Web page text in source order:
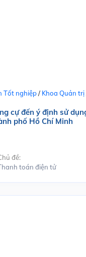
Tốt nghiệp/ Khoa Quản trị
cự đến ý định sử
phố Hồ Chí Minh
đề:
toán điện tử